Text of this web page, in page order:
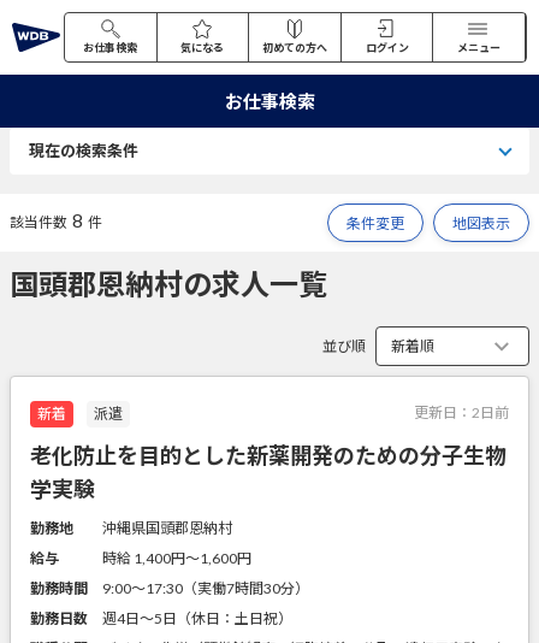
お仕事検索 気になる 初めての方へ ログイン メニュー
お仕事検索
現在の検索条件
該当件数 8 件 条件変更 地図表示
国頭郡恩納村の求人一覧
並び順
新着 派遣 更新日： 2日前
老化防止を目的とした新薬開発のための分子生物
学実験
勤務地
沖縄県国頭郡恩納村
給与
時給 1,400円〜1,600円
勤務時間
9:00～17:30（実働7時間30分）
勤務日数
週4日～5日（休日：土日祝）